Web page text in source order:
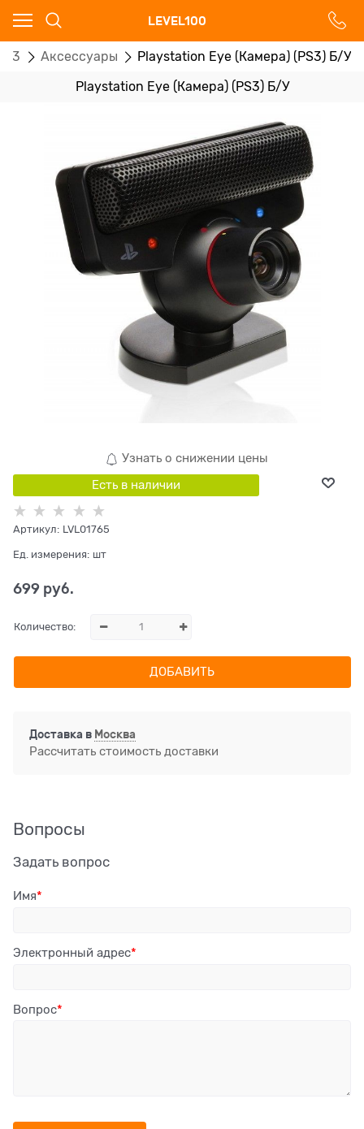
LEVEL100
3 Аксессуары Playstation Eye (Камера) (PS3) Б/У
Playstation Eye (Камера) (PS3) Б/У
Узнать о снижении цены
Есть в наличии
Артикул: LVL01765
Ед. измерения: шт
699 руб.
Количество:
ДОБАВИТЬ
Доставка в Москва
Рассчитать стоимость доставки
Вопросы
Задать вопрос
Имя
Электронный адрес
Вопрос
Ваш город - Москва,
угадали?
ДА НЕТ